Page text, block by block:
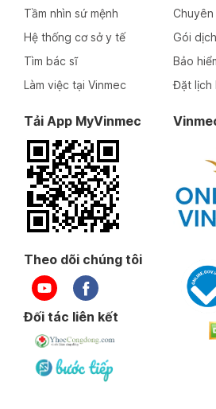
Thạc sĩ Bác sĩ
Thông tin bác sĩ
Tầm nhìn sứ mệnh
Hệ thống cơ sở y tế
Tìm bác sĩ
Làm việc tại Vinmec
Gói
Bảo
Đặt lịch
Tải App MyVinmec
Theo dõi chúng tôi
Đối tác liên kết